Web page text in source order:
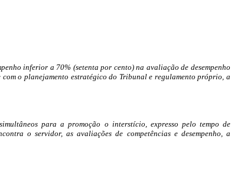
inferior a 70% (setenta por cento) na avaliação de desempenho
com o planejamento estratégico do Tribunal e regulamento próprio, a
para a promoção o interstício, expresso pelo tempo de
o servidor, as avaliações de competências e desempenho, a